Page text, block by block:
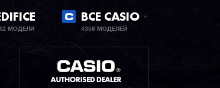
МОДЕЛИ
ВСЕ CASIO
4358 МОДЕЛЕЙ